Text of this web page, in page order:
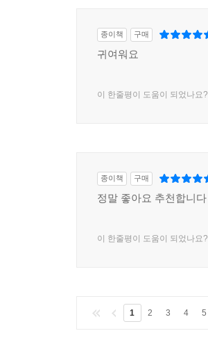
종이책 구매
귀여워요
이 한줄평이 도움이 되었나요?
종이책 구매
정말 좋아요 추천합니다
이 한줄평이 도움이 되었나요?
1 2 3 4 5